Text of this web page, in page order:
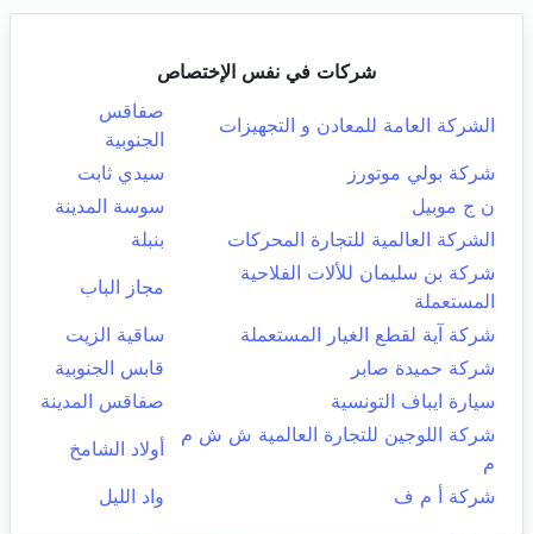
شركات في نفس الإختصاص
الشركة العامة للمعادن و التجهيزات
صفاقس
الجنوبية
شركة بولي موتورز
سيدي ثابت
ن ج موبيل
سوسة المدينة
الشركة العالمية للتجارة المحركات
بنبلة
شركة بن سليمان للألات الفلاحية
المستعملة
مجاز الباب
شركة آية لقطع الغيار المستعملة
ساقية الزيت
شركة حميدة صابر
قابس الجنوبية
سيارة ايباف التونسية
صفاقس المدينة
شركة اللوجين للتجارة العالمية ش ش م
م
أولاد الشامخ
شركة أ م ف واد الليل